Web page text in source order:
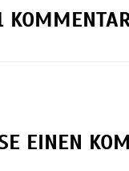
EINEN